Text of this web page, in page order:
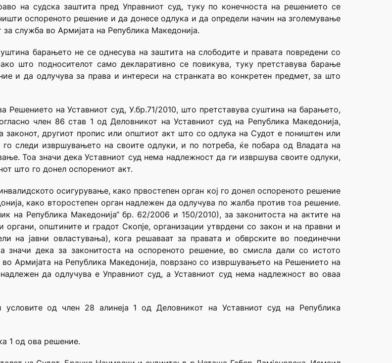
на судска заштита пред Управниот суд, туку по конечноста на решението се
оспореното решение и да донесе одлука и да определи начин на зголемување
за служба во Армијата на Република Македонија.
барањето не се однесува на заштита на слободите и правата повредени со
што подносителот само декларативно се повикува, туку претставува барање
и да одлучува за права и интереси на странката во конкретен предмет, за што
на Уставниот суд, У.бр.71/2010, што претставува суштина на барањето,
член 86 став 1 од Деловникот на Уставниот суд на Република Македонија,
законот, другиот пропис или општиот акт што со одлука на Судот е поништен или
следи извршувањето на своите одлуки, и по потреба, ќе побара од Владата на
Тоа значи дека Уставниот суд нема надлежност да ги извршува своите одлуки,
што го донел оспорениот акт.
осигурување, како првостепен орган кој го донел оспореното решение
како второстепен орган надлежен да одлучува по жалба против тоа решение.
на Република Македонија“ бр. 62/2006 и 150/2010), за законитоста на актите на
општините и градот Скопје, организации утврдени со закон и на правни и
на јавни овластувања), кога решаваат за правата и обврските во поединечни
значи дека за законитоста на оспореното решение, во смисла дали со истото
Армијата на Република Македонија, поврзано со извршувањето на Решението на
да одлучува е Управниот суд, а Уставниот суд нема надлежност во оваа
од член 28 алинеја 1 од Деловникот на Уставниот суд на Република
1 од ова решение.